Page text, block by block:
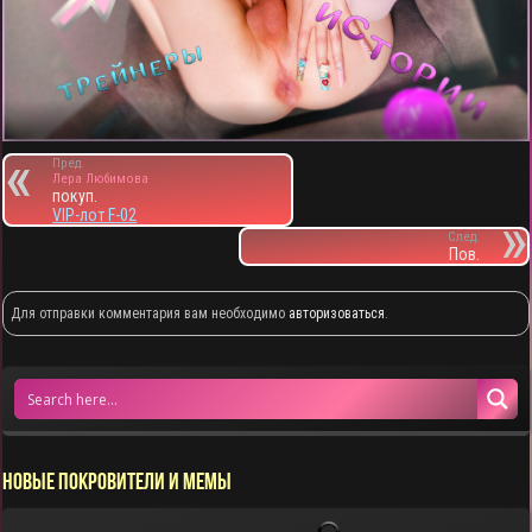
Пред.
Лера Любимова
покуп.
VIP-лот F-02
След.
Пов.
Для отправки комментария вам необходимо авторизоваться
НОВЫЕ ПОКРОВИТЕЛИ И МЕМЫ